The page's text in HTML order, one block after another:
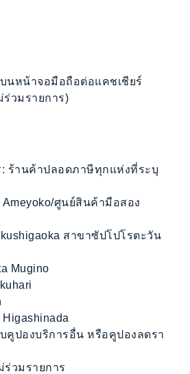
นหน้าจอมือถือต่อแคชเชียร์
ร่วมรายการ)
ร้านค้าปลอดภาษีทุกแห่งที่ระบุ
ศูนย์สินค้ามือสอง
สาขาซัปโปโรตะวัน
Mugino
คูปองบริการอื่น หรือคูปองลดรา
ร่วมรายการ